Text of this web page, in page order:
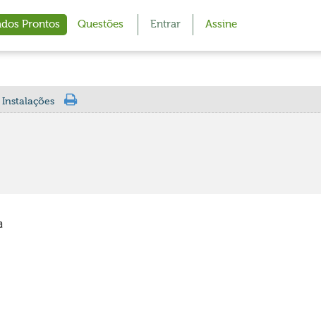
Prontos Questões Entrar Assine
Instalações